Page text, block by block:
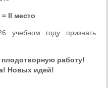
= II место
году признать
работу!
Новых идей!